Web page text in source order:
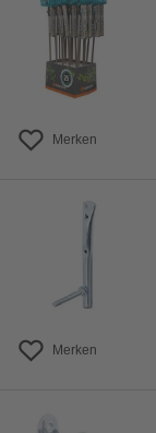
Merken
Merken